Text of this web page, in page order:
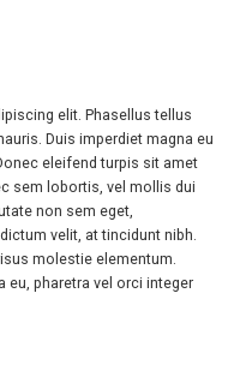
elit. Phasellus tellus
Duis imperdiet magna eu
eleifend turpis sit amet
sem lobortis, vel mollis dui
non sem eget,
velit, at tincidunt nibh.
molestie elementum.
eu, pharetra vel orci integer